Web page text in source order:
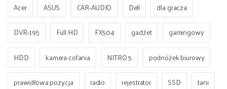
Acer ASUS CAR-AUDIO Dell
dla gracza
DVR-195
Full HD FX504 gadżet
gamingowy
HDD
kamera cofania NITRO 5
podnóżek biurowy
prawidłowa pozycja
radio rejestrator SSD
tani